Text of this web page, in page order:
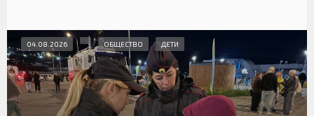
04.08.2026 ОБЩЕСТВО ДЕТИ